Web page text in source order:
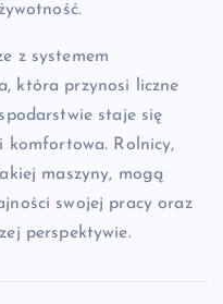
z systemem
która przynosi liczne
staje się
komfortowa. Rolnicy,
maszyny, mogą
swojej pracy oraz
perspektywie.